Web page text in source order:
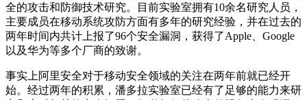
全的攻击和防御技术研究。目前实验室拥有10余名研究人员，
主要成员在移动系统攻防方面有多年的研究经验，并在过去的
两年时间内共计上报了96个安全漏洞，获得了Apple、Google
以及华为等多个厂商的致谢。
事实上阿里安全对于移动安全领域的关注在两年前就已经开
始。经过两年的积累，潘多拉实验室已经有了足够的能力来研